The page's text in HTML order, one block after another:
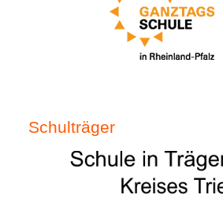
Schulträger